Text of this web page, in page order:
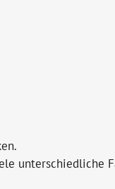
unterschiedliche